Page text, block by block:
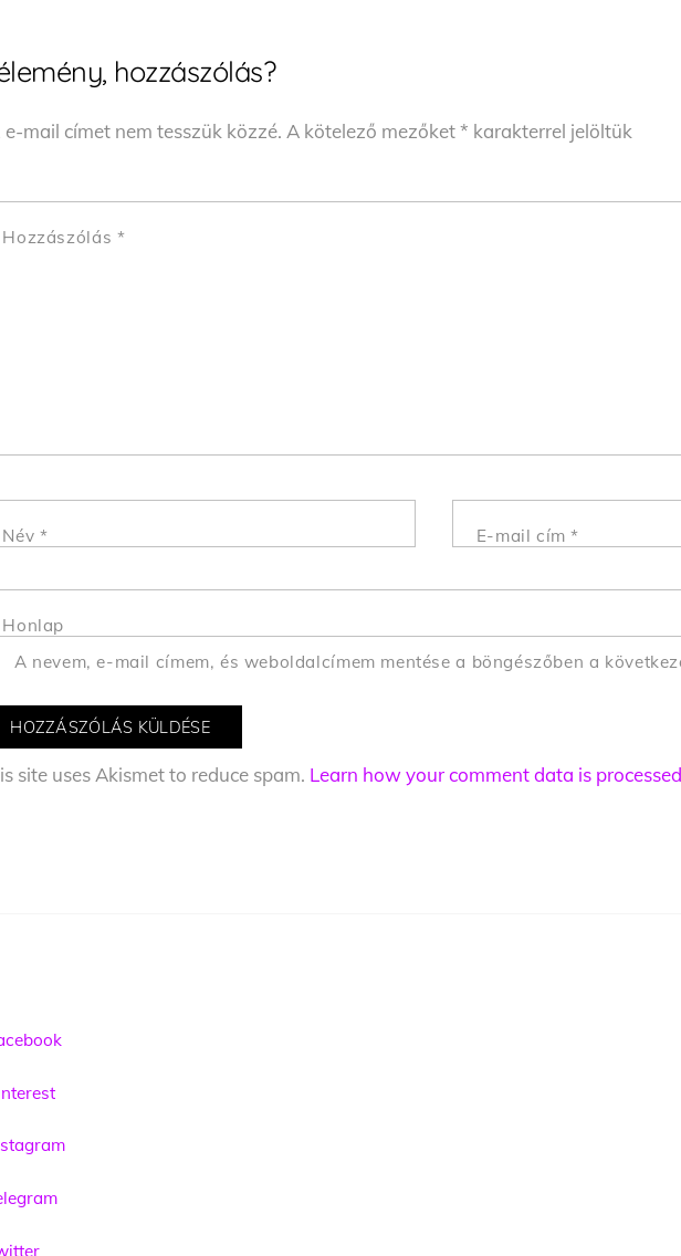
hozzászólás?
e-mail címet nem tesszük közzé. A kötelező mezőket* karakterrel jelöltük
Hozzászólás *
Név * E-mail cím*
Honlap
A nevem, e-mail címem, és weboldalcímem mentése a böngészőben a
site uses Akismet to reduce spam. Learn how your comment data is